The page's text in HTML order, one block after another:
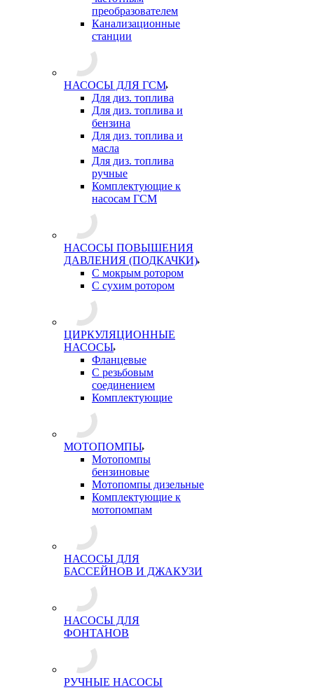
преобразователем
Канализационные
станции
НАСОСЫ ДЛЯ ГСМ
Для диз. топлива
Для диз. топлива и
бензина
Для диз. топлива и
масла
Для диз. топлива
ручные
Комплектующие к
насосам ГСМ
НАСОСЫ ПОВЫШЕНИЯ
ДАВЛЕНИЯ (ПОДКАЧКИ)
С мокрым ротором
С сухим ротором
ЦИРКУЛЯЦИОННЫЕ
НАСОСЫ
Фланцевые
С резьбовым
соединением
Комплектующие
МОТОПОМПЫ
Мотопомпы
бензиновые
Мотопомпы дизельные
Комплектующие к
мотопомпам
НАСОСЫ ДЛЯ
БАССЕЙНОВ И ДЖАКУЗИ
НАСОСЫ ДЛЯ
ФОНТАНОВ
РУЧНЫЕ НАСОСЫ